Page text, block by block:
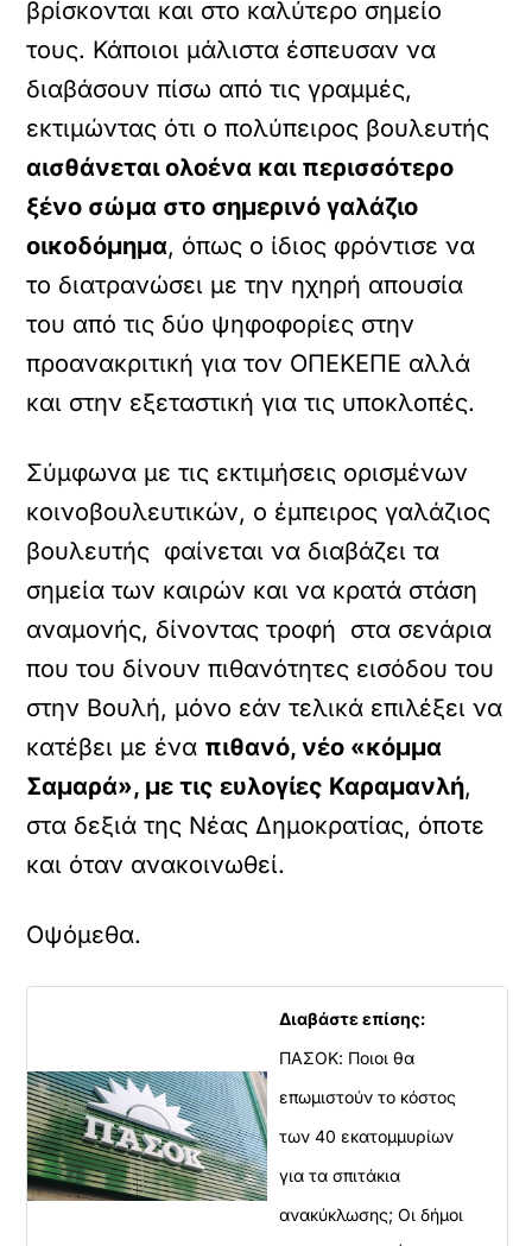
βρίσκονται και στο καλύτερο σημείο
τους. Κάποιοι μάλιστα έσπευσαν να
διαβάσουν πίσω από τις γραμμές,
εκτιμώντας ότι ο πολύπειρος βουλευτής
αισθάνεται ολοένα και περισσότερο
ξένο σώμα στο σημερινό γαλάζιο
οικοδόμημα, όπως ο ίδιος φρόντισε να
το διατρανώσει με την ηχηρή απουσία
του από τις δύο ψηφοφορίες στην
προανακριτική για τον ΟΠΕΚΕΠΕ αλλά
και στην εξεταστική για τις υποκλοπές.
Σύμφωνα με τις εκτιμήσεις ορισμένων
κοινοβουλευτικών, ο έμπειρος γαλάζιος
βουλευτής φαίνεται να διαβάζει τα
σημεία των καιρών και να κρατά στάση
αναμονής, δίνοντας τροφή στα σενάρια
που του δίνουν πιθανότητες εισόδου του
στην Βουλή, μόνο εάν τελικά επιλέξει να
κατέβει με ένα πιθανό, νέο «κόμμα
Σαμαρά», με τις ευλογίες Καραμανλή,
στα δεξιά της Νέας Δημοκρατίας, όποτε
και όταν ανακοινωθεί.
Οψόμεθα.
Διαβάστε επίσης:
ΠΑΣΟΚ: Ποιοι θα
επωμιστούν το κόστος
των 40 εκατομμυρίων
για τα σπιτάκια
ανακύκλωσης; Οι δήμοι